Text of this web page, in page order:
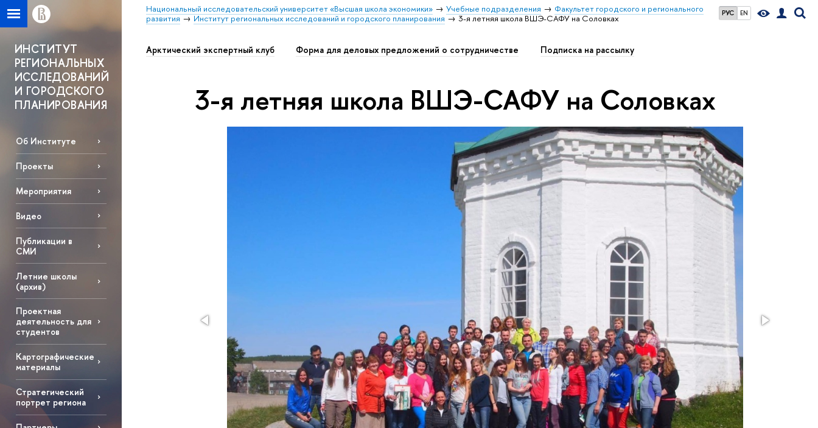
РУС EN
Национальный исследовательский университет «Высшая школа экономики» Учебные подразделения
Факультет городского и регионального
развития
Институт региональных исследований и городского планирования 3-я летняя школа ВШЭ-САФУ на Соловках
ИНСТИТУТ
РЕГИОНАЛЬНЫХ
ИССЛЕДОВАНИЙ
И ГОРОДСКОГО
ПЛАНИРОВАНИЯ
Об Институте
Проекты
Мероприятия
Видео
Публикации в
СМИ
Летние школы
(архив)
Проектная
деятельность для
студентов
Картографические
материалы
Стратегический
портрет региона
Арктический экспертный клуб Форма для деловых предложений о сотрудничестве Подписка на рассылку
3-я летняя школа ВШЭ-САФУ на Соловках